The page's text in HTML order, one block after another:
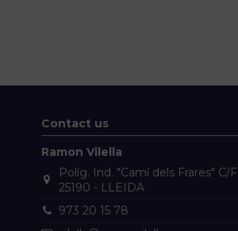
Contact us
Ramon Vilella
Políg. Ind. "Camí dels Frares" C/F
25190 - LLEIDA
973 20 15 78